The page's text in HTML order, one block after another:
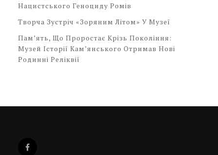
Нацистського Геноциду Ромів
Творча Зустріч «Зоряним Літом» У Музеї
Пам’ять, Що Проростає Крізь Покоління:
Музей Історії Кам’янського Отримав Нові
Родинні Реліквії